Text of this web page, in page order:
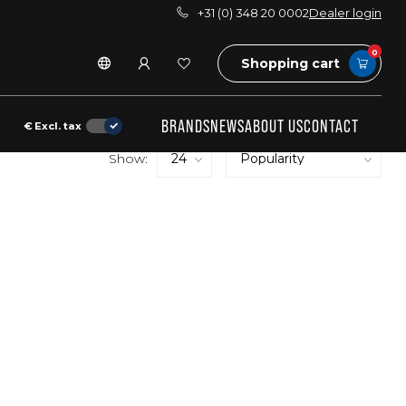
+31 (0) 348 20 0002Dealer login
Shopping cart
0
€ Excl. tax BRANDSNEWSABOUT USCONTACT
Show: